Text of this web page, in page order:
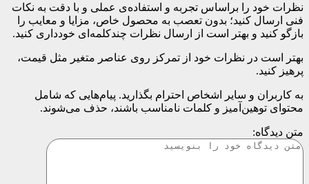
نظرات خود را براساس تجربه و استفاده‌ی عملی و با دقت به نکات
فنی ارسال کنید؛ بدون تعصب به محصول خاص، مزایا و معایب را
بازگو کنید و بهتر است از ارسال نظرات چندکلمه‌‌ای خودداری کنید.
بهتر است در نظرات خود از تمرکز روی عناصر متغیر مثل قیمت،
پرهیز کنید.
به کاربران و سایر اشخاص احترام بگذارید. پیام‌هایی که شامل
محتوای توهین‌آمیز و کلمات نامناسب باشند، حذف می‌شوند.
متن دیدگاه: